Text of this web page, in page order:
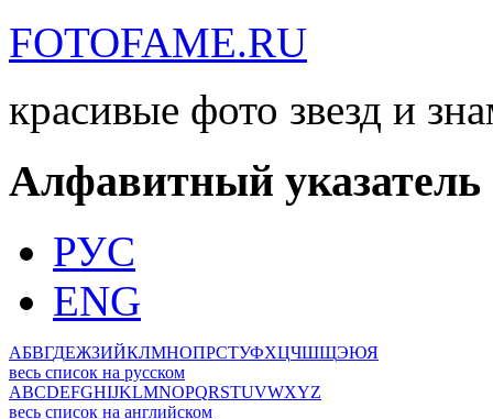
FOTOFAME.RU
красивые фото звезд и
Алфавитный указатель
РУС
ENG
АБВГДЕЖЗИЙКЛМНОПРСТУФХЦЧШЩЭЮЯ
весь список на русском
ABCDEFGHIJKLMNOPQRSTUVWXYZ
весь список на английском